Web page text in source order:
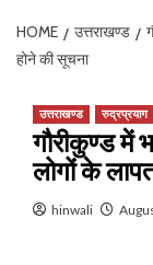
HOME उत्तराखण्ड
होने की सूचना
उत्तराखण्ड रुद्रप्रयाग
गौरीकुण्ड में
लोगों के
hinwali